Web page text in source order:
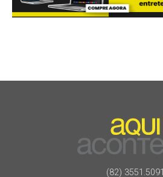
(82) 3551.5091